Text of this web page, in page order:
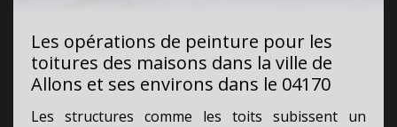
Les opérations de peinture pour les
toitures des maisons dans la ville de
Allons et ses environs dans le 04170
Les structures comme les toits subissent un